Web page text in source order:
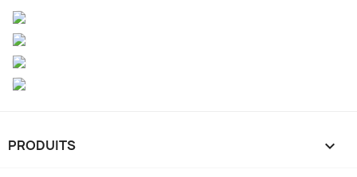
PRODUITS 